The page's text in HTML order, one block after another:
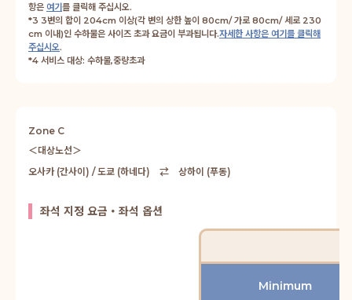
항은 여기를 클릭해 주십시오.
*3 3변의 합이 204cm 이상(각 변의 상한 높이 80cm/ 가로 80cm/ 세로 230
cm 이내)인 수하물은 사이즈 초과 요금이 부과됩니다.자세한 사항은 여기를 클릭해
주십시오.
*4 서비스 대상: 수하물,중량초과
Zone C
＜대상노선＞
오사카 (간사이) / 도쿄 (하네다) ⇄ 상하이 (푸동)
좌석 지정 요금・좌석 옵션
Minimum